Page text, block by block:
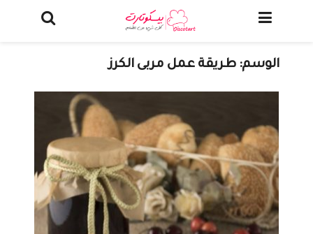
الوسم:طريقة عمل مربى الكرز